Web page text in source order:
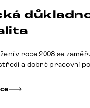
tkanina
křížová
podnož
v roce 2008 se
a dobré pracovní